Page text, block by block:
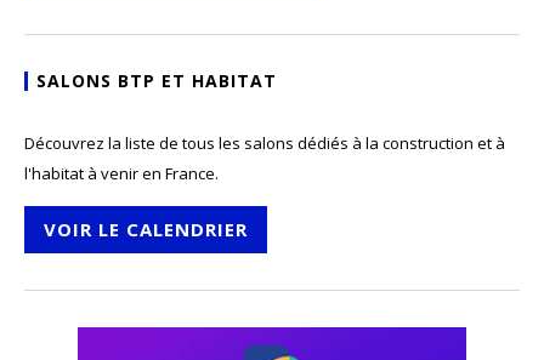
SALONS BTP ET HABITAT
Découvrez la liste de tous les salons dédiés à la construction et à
l'habitat à venir en France.
VOIR LE CALENDRIER